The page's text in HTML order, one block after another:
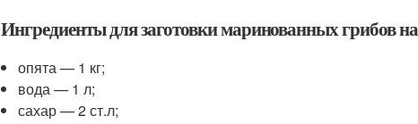
Ингредиенты для заготовки маринованных грибов
опята — 1 кг;
вода — 1 л;
сахар — 2 ст.л;